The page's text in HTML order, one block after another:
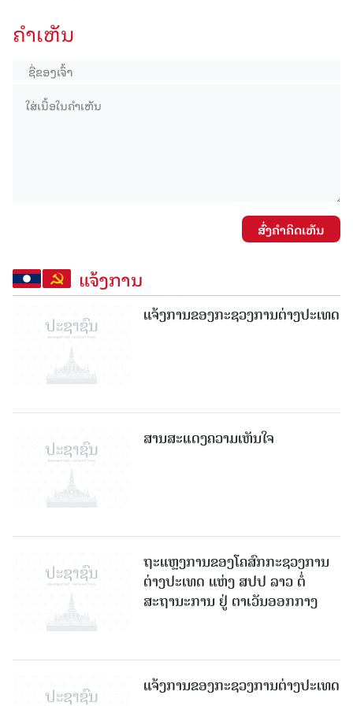
ຄໍາເຫັນ
ສົ່ງຄໍາຄິດເຫັນ
ແຈ້ງການ
ແຈ້ງການຂອງກະຊວງການຕ່າງປະເທດ
ສານສະແດງຄວາມເຫັນໃຈ
ຖະແຫຼງການຂອງໂຄສົກກະຊວງການ
ຕ່າງປະເທດ ແຫ່ງ ສປປ ລາວ ຕໍ່
ສະຖານະການ ຢູ່ ຕາເວັນອອກກາງ
ແຈ້ງການຂອງກະຊວງການຕ່າງປະເທດ